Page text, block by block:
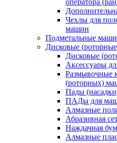
оператора
Чехлы для
машин
Подметальные
Дисковые
Дисковые
Аксессуары
Размывочные
(роторных)
Пады
ПАДы для
Алмазные
Абразивная
Наждачная
Алмазные